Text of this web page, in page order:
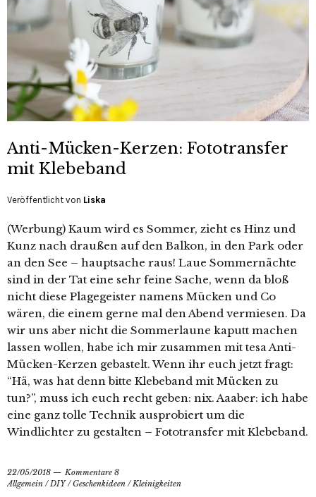
Anti-Mücken-Kerzen: Fototransfer
mit Klebeband
Veröffentlicht von Liska
(Werbung) Kaum wird es Sommer, zieht es Hinz und
Kunz nach draußen auf den Balkon, in den Park oder
an den See – hauptsache raus! Laue Sommernächte
sind in der Tat eine sehr feine Sache, wenn da bloß
nicht diese Plagegeister namens Mücken und Co
wären, die einem gerne mal den Abend vermiesen. Da
wir uns aber nicht die Sommerlaune kaputt machen
lassen wollen, habe ich mir zusammen mit tesa Anti-
Mücken-Kerzen gebastelt. Wenn ihr euch jetzt fragt:
“Hä, was hat denn bitte Klebeband mit Mücken zu
tun?”, muss ich euch recht geben: nix. Aaaber: ich habe
eine ganz tolle Technik ausprobiert um die
Windlichter zu gestalten – Fototransfer mit Klebeband.
22/05/2018
Kommentare 8
Allgemein / DIY/Geschenkideen / Kleinigkeiten